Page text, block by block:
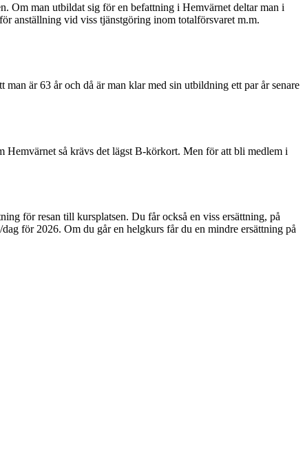
Om man utbildat sig för en befattning i Hemvärnet deltar man i
anställning vid viss tjänstgöring inom totalförsvaret m.m.
är 63 år och då är man klar med sin utbildning ett par år senare
så krävs det lägst B-körkort. Men för att bli medlem i
för resan till kursplatsen. Du får också en viss ersättning, på
för 2026. Om du går en helgkurs får du en mindre ersättning på